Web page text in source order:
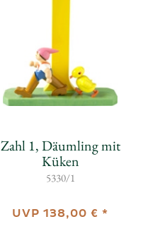
Zahl 1, Däumling mit
Küken
5330/1
UVP 138,00 € *